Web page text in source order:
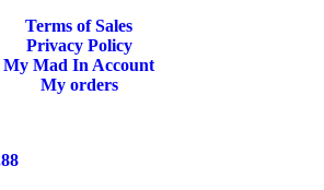
Terms of Sales
Privacy Policy
My Mad In Account
My orders